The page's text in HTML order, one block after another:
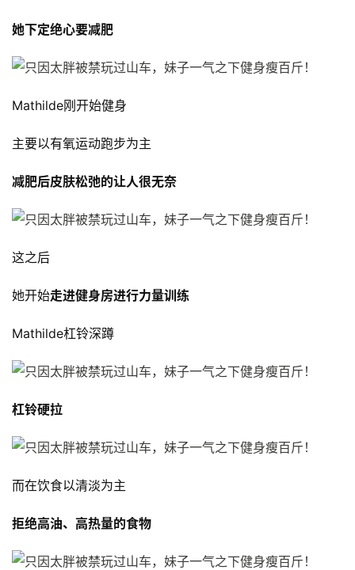
減
計
她下定绝心要减肥
Mathilde刚开始健身
主要以有氧运动跑步为主
减肥后皮肤松弛的让人很无奈
这之后
她开始走进健身房进行力量训练
Mathilde杠铃深蹲
杠铃硬拉
而在饮食以清淡为主
拒绝高油、高热量的食物